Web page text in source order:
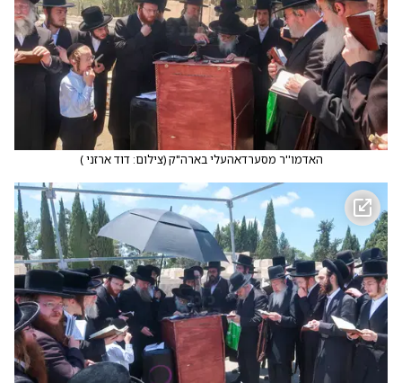
האדמו''ר מסערדאהעלי בארה"ק(צילום: דוד ארזני)